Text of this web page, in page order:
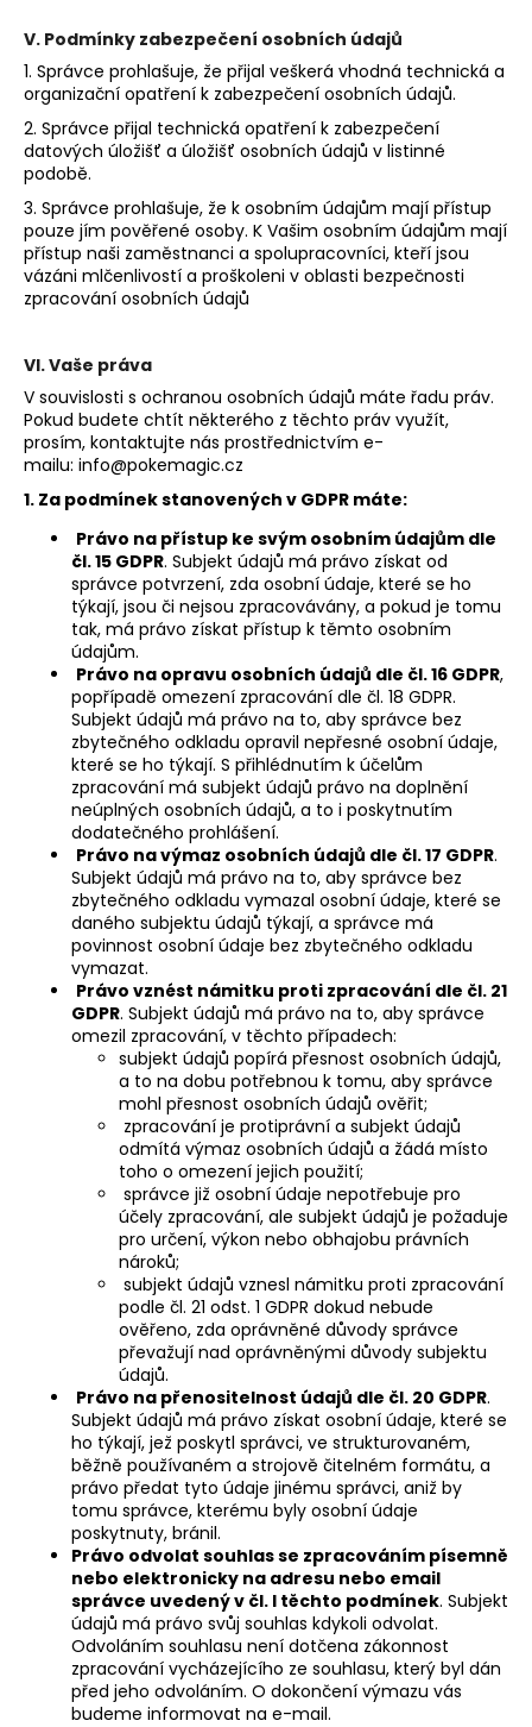
V. Podmínky zabezpečení osobních údajů
1. Správce prohlašuje, že přijal veškerá vhodná technická a
organizační opatření k zabezpečení osobních údajů.
2. Správce přijal technická opatření k zabezpečení
datových úložišť a úložišť osobních údajů v listinné
podobě.
3. Správce prohlašuje, že k osobním údajům mají přístup
pouze jím pověřené osoby. K Vašim osobním údajům mají
přístup naši zaměstnanci a spolupracovníci, kteří jsou
vázáni mlčenlivostí a proškoleni v oblasti bezpečnosti
zpracování osobních údajů
VI. Vaše práva
V souvislosti s ochranou osobních údajů máte řadu práv.
Pokud budete chtít některého z těchto práv využít,
prosím, kontaktujte nás prostřednictvím e-
mailu: info@pokemagic.cz
1. Za podmínek stanovených v GDPR máte:
Právo na přístup ke svým osobním údajům dle
čl. 15 GDPR. Subjekt údajů má právo získat od
správce potvrzení, zda osobní údaje, které se ho
týkají, jsou či nejsou zpracovávány, a pokud je tomu
tak, má právo získat přístup k těmto osobním
údajům.
Právo na opravu osobních údajů dle čl. 16 GDPR,
popřípadě omezení zpracování dle čl. 18 GDPR.
Subjekt údajů má právo na to, aby správce bez
zbytečného odkladu opravil nepřesné osobní údaje,
které se ho týkají. S přihlédnutím k účelům
zpracování má subjekt údajů právo na doplnění
neúplných osobních údajů, a to i poskytnutím
dodatečného prohlášení.
Právo na výmaz osobních údajů dle čl. 17 GDPR.
Subjekt údajů má právo na to, aby správce bez
zbytečného odkladu vymazal osobní údaje, které se
daného subjektu údajů týkají, a správce má
povinnost osobní údaje bez zbytečného odkladu
vymazat.
Právo vznést námitku proti zpracování dle čl. 21
GDPR. Subjekt údajů má právo na to, aby správce
omezil zpracování, v těchto případech:
subjekt údajů popírá přesnost osobních údajů,
a to na dobu potřebnou k tomu, aby správce
mohl přesnost osobních údajů ověřit;
zpracování je protiprávní a subjekt údajů
odmítá výmaz osobních údajů a žádá místo
toho o omezení jejich použití;
správce již osobní údaje nepotřebuje pro
účely zpracování, ale subjekt údajů je požaduje
pro určení, výkon nebo obhajobu právních
nároků;
subjekt údajů vznesl námitku proti zpracování
podle čl. 21 odst. 1 GDPR dokud nebude
ověřeno, zda oprávněné důvody správce
převažují nad oprávněnými důvody subjektu
údajů.
Právo na přenositelnost údajů dle čl. 20 GDPR.
Subjekt údajů má právo získat osobní údaje, které se
ho týkají, jež poskytl správci, ve strukturovaném,
běžně používaném a strojově čitelném formátu, a
právo předat tyto údaje jinému správci, aniž by
tomu správce, kterému byly osobní údaje
poskytnuty, bránil.
Právo odvolat souhlas se zpracováním písemně
nebo elektronicky na adresu nebo email
správce uvedený v čl. I těchto podmínek. Subjekt
údajů má právo svůj souhlas kdykoli odvolat.
Odvoláním souhlasu není dotčena zákonnost
zpracování vycházejícího ze souhlasu, který byl dán
před jeho odvoláním. O dokončení výmazu vás
budeme informovat na e-mail.